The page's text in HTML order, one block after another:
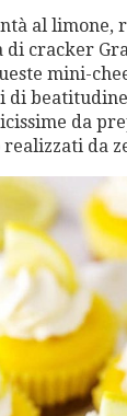
al limone,
di cracker
mini-
di
da
da